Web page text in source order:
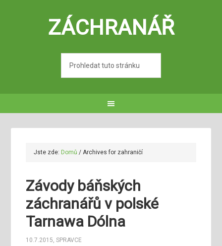
ZÁCHRANÁŘ
Jste zde: Domů / Archives for zahraničí
Závody báňských
záchranářů v polské
Tarnawa Dólna
10.7.2015,SPRAVCE